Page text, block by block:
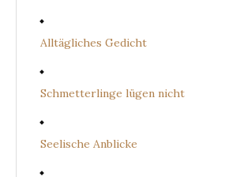
Alltägliches Gedicht
Schmetterlinge lügen nicht
Seelische Anblicke